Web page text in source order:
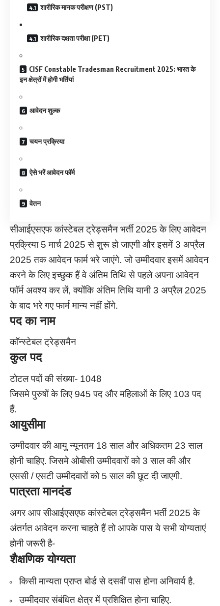
शारीरिक मानक परीक्षण (PST)
शारीरिक दक्षता परीक्षा (PET)
CISF Constable Tradesman Recruitment 2025: भारत के
इन क्षेत्रों में होगी भर्तियां
आवेदन शुल्क
चयन प्रक्रिया
ऐसे भरें आवेदन फॉर्म
वेतन
सीआईएसएफ कांस्टेबल ट्रेड्समैन भर्ती 2025 के लिए आवेदन
प्रक्रिया 5 मार्च 2025 से शुरू हो जाएगी और इसमें 3 अप्रैल
2025 तक आवेदन फार्म भरे जाएंगे. जो उम्मीदवार इसमें आवेदन
करने के लिए इच्छुक हैं वे अंतिम तिथि से पहले अपना आवेदन
फॉर्म अवश्य कर लें, क्योंकि अंतिम तिथि यानी 3 अप्रैल 2025
के बाद भरे गए फार्म मान्य नहीं होंगे.
पद का नाम
कॉन्स्टेबल ट्रेड्समैन
कुल पद
टोटल पदों की संख्या- 1048
जिसमे पुरुषों के लिए 945 पद और महिलाओं के लिए 103 पद
हैं.
आयुसीमा
उम्मीदवार की आयु न्यूनतम 18 साल और अधिकतम 23 साल
होनी चाहिए. जिसमे ओबीसी उम्मीदवारों को 3 साल की और
एससी / एसटी उम्मीदवारों को 5 साल की छूट दी जाएगी.
पात्रता मानदंड
अगर आप सीआईएसएफ कांस्टेबल ट्रेड्समैन भर्ती 2025 के
अंतर्गत आवेदन करना चाहते हैं तो आपके पास ये सभी योग्यताएं
होनी जरूरी है-
शैक्षणिक योग्यता
किसी मान्यता प्राप्त बोर्ड से दसवीं पास होना अनिवार्य है.
उम्मीदवार संबंधित क्षेत्र में प्रशिक्षित होना चाहिए.